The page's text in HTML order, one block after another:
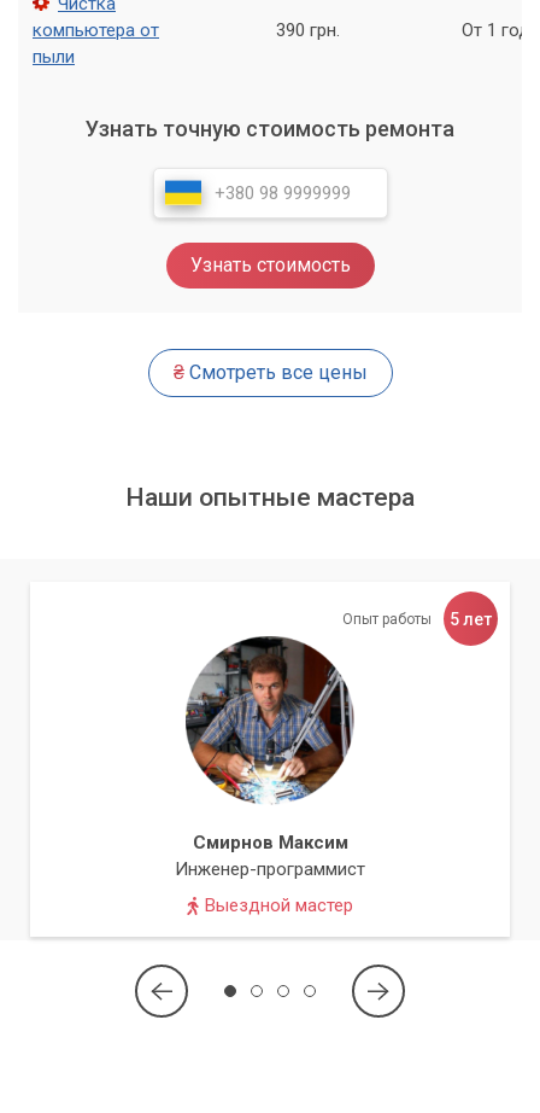
компьютера от
пыли
390 грн. От 1 года
Узнать точную стоимость ремонта
Узнать стоимость
₴Смотреть все цены
Наши опытные мастера
Опыт работы 5 лет
Смирнов Максим
Инженер-программист
Выездной мастер